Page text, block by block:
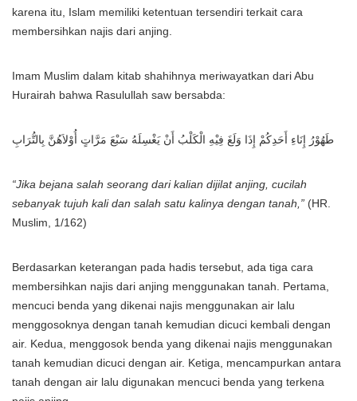
karena itu, Islam memiliki ketentuan tersendiri terkait cara
membersihkan najis dari anjing.
Imam Muslim dalam kitab shahihnya meriwayatkan dari Abu
Hurairah bahwa Rasulullah saw bersabda:
طَهُوْرُ إِنَاءِ أَحَدِكُمْ إِذَا وَلَغَ فِيْهِ الْكَلْبُ أَنْ يَغْسِلَهُ سَبْعَ مَرَّاتٍ أُوْلاَهُنَّ بِالتُّرَابِ
“Jika bejana salah seorang dari kalian dijilat anjing, cucilah
sebanyak tujuh kali dan salah satu kalinya dengan tanah,” (HR.
Muslim, 1/162)
Berdasarkan keterangan pada hadis tersebut, ada tiga cara
membersihkan najis dari anjing menggunakan tanah. Pertama,
mencuci benda yang dikenai najis menggunakan air lalu
menggosoknya dengan tanah kemudian dicuci kembali dengan
air. Kedua, menggosok benda yang dikenai najis menggunakan
tanah kemudian dicuci dengan air. Ketiga, mencampurkan antara
tanah dengan air lalu digunakan mencuci benda yang terkena